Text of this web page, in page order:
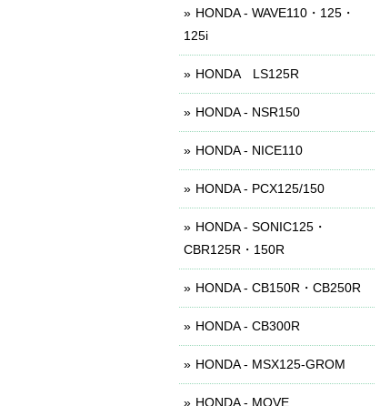
HONDA - WAVE110・125・
125i
HONDA LS125R
HONDA - NSR150
HONDA - NICE110
HONDA - PCX125/150
HONDA - SONIC125・
CBR125R・150R
HONDA - CB150R・CB250R
HONDA - CB300R
HONDA - MSX125-GROM
HONDA - MOVE